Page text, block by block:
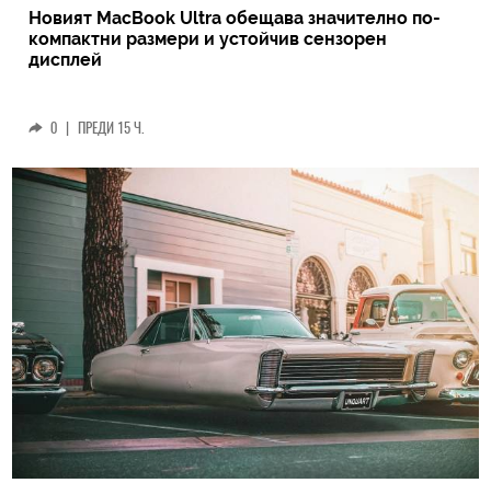
Новият MacBook Ultra обещава значително по-
компактни размери и устойчив сензорен
дисплей
0 | ПРЕДИ 15 Ч.